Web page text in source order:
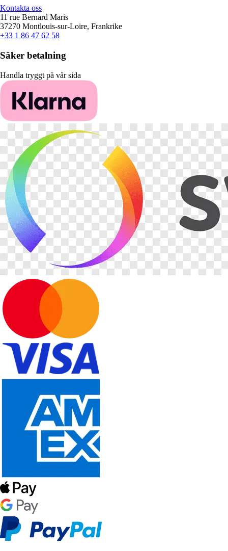
Kontakta oss
11 rue Bernard Maris
37270 Montlouis-sur-Loire, Frankrike
+33 1 86 47 62 58
Säker betalning
Handla tryggt på vår sida